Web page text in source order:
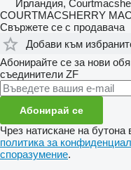
Ирландия,
COURTMACSHERRY
Свържете се с продавача
Добави към
Абонирайте се за нови
съединители ZF
Абонирай се
Чрез натискане на
политика за
споразумение.